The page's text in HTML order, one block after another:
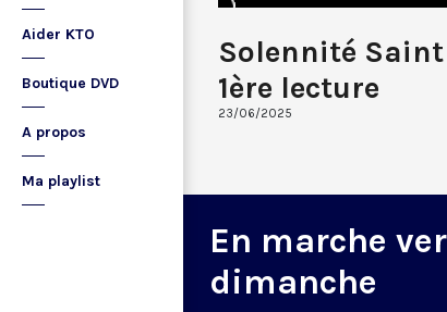
Aider KTO
Boutique DVD
A propos
Ma playlist
Solennité
1ère lecture
23/06/2025
En marche
dimanche